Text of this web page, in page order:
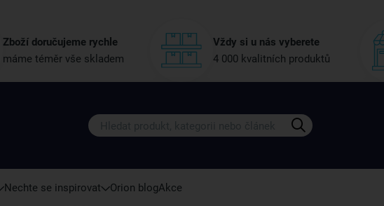
Zboží doručujeme rychle
máme téměr vše skladem
Vždy si u nás vyberete
4 000 kvalitních produktů
Nechte se inspirovat Orion blogAkce
Přihlaste se k odběru našeho newsletteru.
Váš e-mail